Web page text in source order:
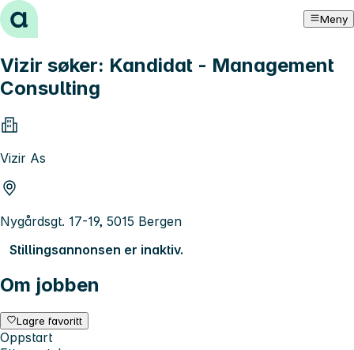
Hopp til innhold Meny
Vizir søker: Kandidat - Management
Consulting
Vizir As
Nygårdsgt. 17-19, 5015 Bergen
Stillingsannonsen er inaktiv.
Om jobben
Lagre favoritt
Oppstart